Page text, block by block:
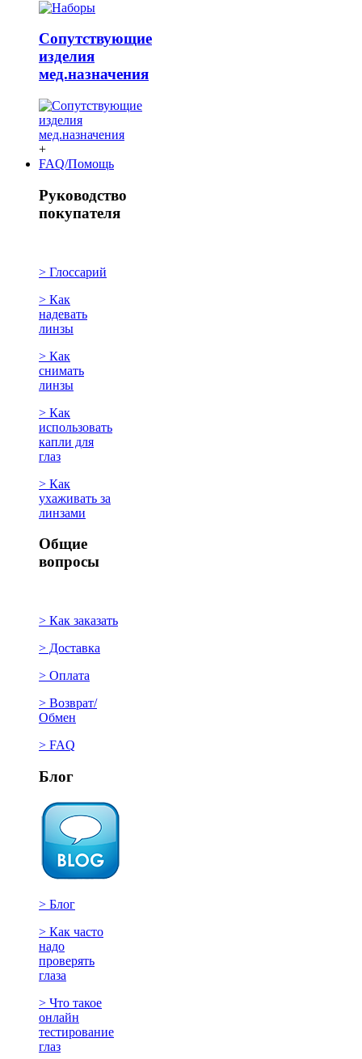
Сопутствующие
изделия
мед.назначения
+
FAQ/Помощь
Руководство
покупателя
> Глоссарий
> Как
надевать
линзы
> Как
снимать
линзы
> Как
использовать
капли для
глаз
> Как
ухаживать за
линзами
Общие
вопросы
> Как заказать
> Доставка
> Оплата
> Возврат/
Обмен
> FAQ
Блог
> Блог
> Как часто
надо
проверять
глаза
> Что такое
онлайн
тестирование
глаз